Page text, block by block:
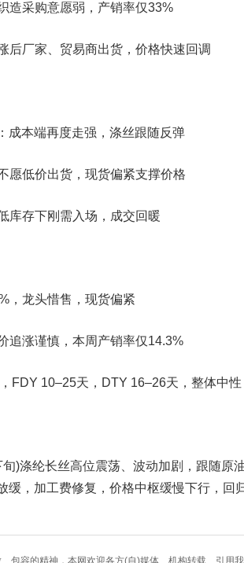
造采购意愿弱，产销率仅33%
后厂家、贸易商出货，价格快速回调
成本端再度走强，涤丝跟随反弹
愿低价出货，现货偏紧支撑价格
库存下刚需入场，成交回暖
，龙头惜售，现货偏紧
追涨谨慎，本周产销率仅14.3%
FDY 10–25天，DTY 16–26天，整体中性
)涤纶长丝高位震荡、波动加剧，跟随原
缓，加工费修复，价格中枢缓慢下行，回
、包容的精神，本网欢迎各方(自)媒体、机构转载、引用